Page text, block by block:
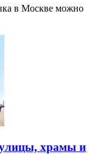
в Москве можно
храмы и